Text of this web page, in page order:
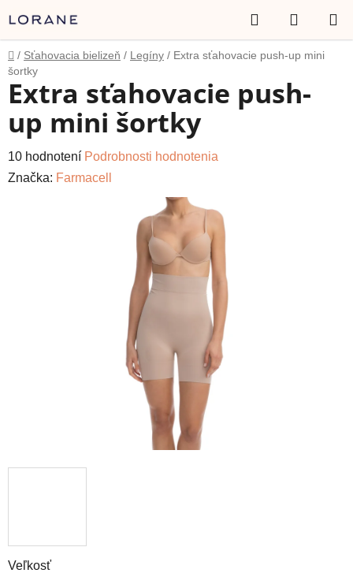
na
obsah
Hľadať
KOŠÍK
Domov
/ Sťahovacia bielizeň / Legíny / Extra sťahovacie push-up mini
šortky
Veľkosť
Extra sťahovacie push-
up mini šortky
Priemerné
hodnotenie
10 hodnotení Podrobnosti hodnotenia
Značka: Farmacell